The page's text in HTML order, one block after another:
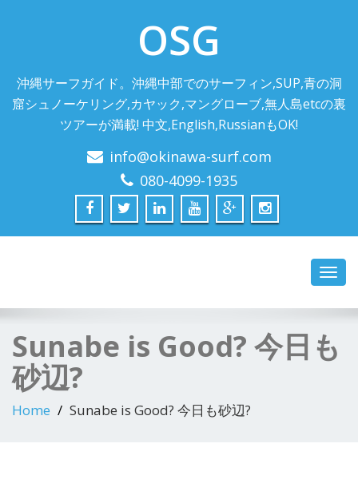
OSG
沖縄サーフガイド。沖縄中部でのサーフィン,SUP,青の洞
窟シュノーケリング,カヤック,マングローブ,無人島etcの裏
ツアーが満載! 中文,English,RussianもOK!
info@okinawa-surf.com
080-4099-1935
Sunabe is Good? 今日も
砂辺?
Home Sunabe is Good? 今日も砂辺?